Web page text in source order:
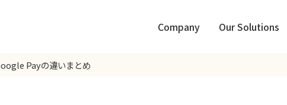
Company Our Solutions
Payの違いまとめ